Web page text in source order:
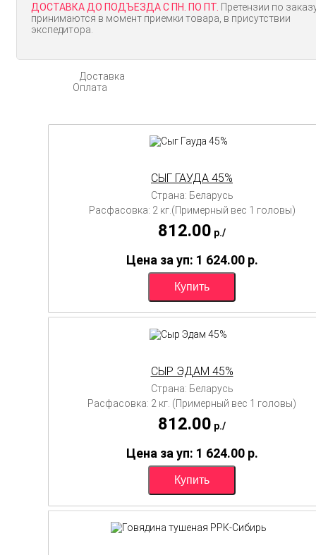
ДОСТАВКА ДО ПОДЪЕЗДА С ПН. ПО ПТ. Претензии по
принимаются в момент приемки товара, в присутствии
экспедитора.
Доставка
Оплата
СЫГ ГАУДА 45%
Страна: Беларусь
Расфасовка: 2 кг.(Примерный вес 1 головы)
812.00 p./
Цена за уп: 1 624.00 p.
СЫР ЭДАМ 45%
Страна: Беларусь
Расфасовка: 2 кг. (Примерный вес 1 головы)
812.00 p./
Цена за уп: 1 624.00 p.